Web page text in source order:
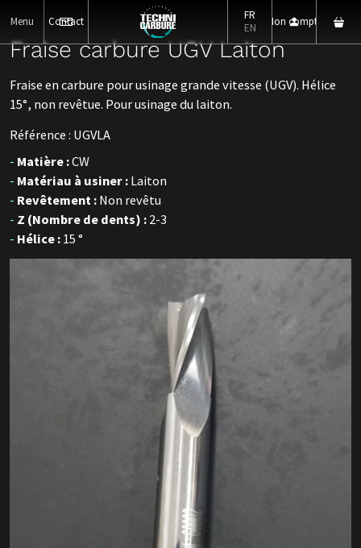
Menu Contact
FR
EN
Mon compte
Fraise carbure UGV Laiton
Fraise en carbure pour usinage grande vitesse (UGV). Hélice
15°, non revêtue. Pour usinage du laiton.
Référence : UGVLA
Matière :CW
Matériau à usiner : Laiton
Revêtement : Non revêtu
Z (Nombre de dents) : 2-3
Hélice : 15 °